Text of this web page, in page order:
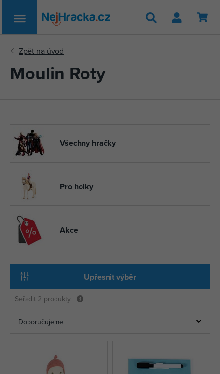
Hledat
Moulin Roty
Všechny hračky
Pro holky
Akce
Upřesnit výběr
Seřadit 2 produkty